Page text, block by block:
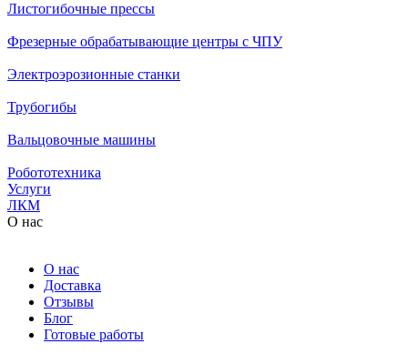
Листогибочные прессы
Фрезерные обрабатывающие центры с ЧПУ
Электроэрозионные станки
Трубогибы
Вальцовочные машины
Робототехника
Услуги
ЛКМ
О нас
О нас
Доставка
Отзывы
Блог
Готовые работы